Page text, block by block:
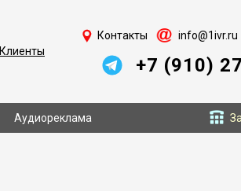
Клиенты
Контакты info@1ivr.ru
+7 (910)
Аудиореклама